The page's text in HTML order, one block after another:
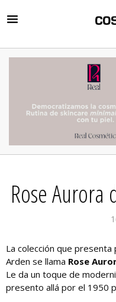
Rose Aurora
La colección que
Arden se llama Rose
Le da un toque de
presento allá por el 1950